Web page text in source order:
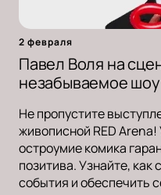
2 февраля
Павел Воля на
незабываемое
Не пропустите
живописной RED
остроумие комика
позитива. Узнайте, как
события и обеспечить